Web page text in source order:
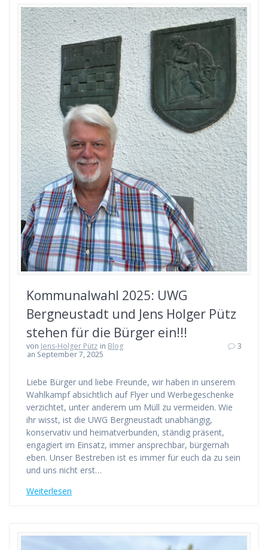
Kommunalwahl 2025: UWG
Bergneustadt und Jens Holger Pütz
stehen für die Bürger ein!!!
von Jens-Holger Pütz in Blog
an September 7, 2025
3
Liebe Bürger und liebe Freunde, wir haben in unserem
Wahlkampf absichtlich auf Flyer und Werbegeschenke
verzichtet, unter anderem um Müll zu vermeiden. Wie
ihr wisst, ist die UWG Bergneustadt unabhängig,
konservativ und heimatverbunden, ständig präsent,
engagiert im Einsatz, immer ansprechbar, bürgernah
eben. Unser Bestreben ist es immer für euch da zu sein
und uns nicht erst…
Weiterlesen